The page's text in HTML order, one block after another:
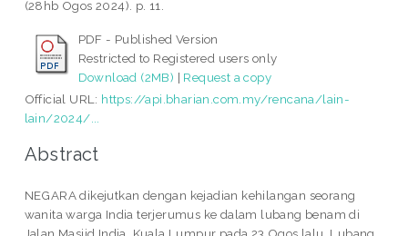
(28hb Ogos 2024). p. 11.
PDF - Published Version
Restricted to Registered users only
Download (2MB) | Request a copy
Official URL: https://api.bharian.com.my/rencana/lain-
lain/2024/...
Abstract
NEGARA dikejutkan dengan kejadian kehilangan seorang
wanita warga India terjerumus ke dalam lubang benam di
Jalan Masjid India, Kuala Lumpur pada 23 Ogos lalu. Lubang